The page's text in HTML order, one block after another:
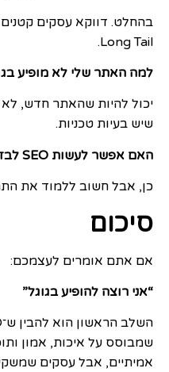
בהחלט. דווקא עסקים קטנים
Long Tail.
למה האתר שלי לא מופיע
יכול להיות שהאתר חדש, לא
שיש בעיות טכניות.
האם אפשר לעשות SEO לבד?
כן, אבל חשוב ללמוד את
סיכום
אם אתם אומרים לעצמכם:
“אני רוצה להופיע בגוגל”
שמבוסס על איכות, אמון
אמיתיים, אבל עסקים